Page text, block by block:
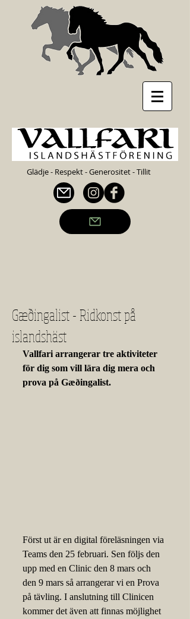
Glädje - Respekt - Generositet - Tillit
Gæðingalist - Ridkonst på
islandshäst
Vallfari arrangerar tre aktiviteter
för dig som vill lära dig mera och
prova på Gæðingalist.
Först ut är en digital föreläsningen via
Teams den 25 februari. Sen följs den
upp med en Clinic den 8 mars och
den 9 mars så arrangerar vi en Prova
på tävling. I anslutning till Clinicen
kommer det även att finnas möjlighet